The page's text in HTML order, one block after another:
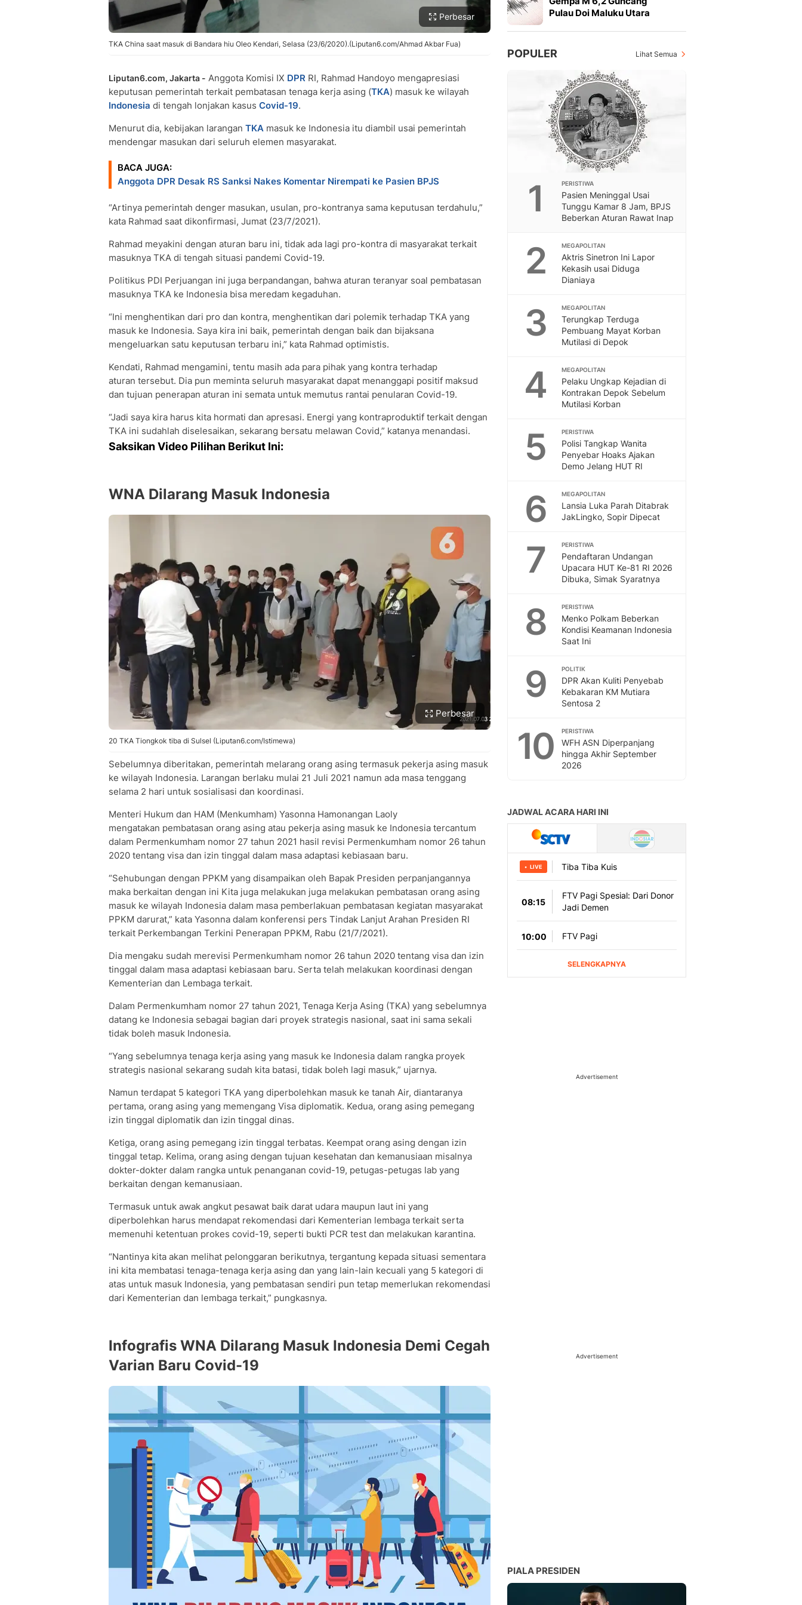
Perbesar
TKA China saat masuk di Bandara hiu Oleo Kendari, Selasa (23/6/2020).(Liputan6.com/Ahmad Akbar Fua)
Liputan6.com, Jakarta - Anggota Komisi IX DPR RI, Rahmad Handoyo mengapresiasi
keputusan pemerintah terkait pembatasan tenaga kerja asing (TKA) masuk ke wilayah
Indonesia di tengah lonjakan kasus Covid-19.
Menurut dia, kebijakan larangan TKA masuk ke Indonesia itu diambil usai pemerintah
mendengar masukan dari seluruh elemen masyarakat.
BACA JUGA:
Anggota DPR Desak RS Sanksi Nakes Komentar Nirempati ke Pasien BPJS
“Artinya pemerintah denger masukan, usulan, pro-kontranya sama keputusan terdahulu,”
kata Rahmad saat dikonfirmasi, Jumat (23/7/2021).
Rahmad meyakini dengan aturan baru ini, tidak ada lagi pro-kontra di masyarakat terkait
masuknya TKA di tengah situasi pandemi Covid-19.
Politikus PDI Perjuangan ini juga berpandangan, bahwa aturan teranyar soal pembatasan
masuknya TKA ke Indonesia bisa meredam kegaduhan.
“Ini menghentikan dari pro dan kontra, menghentikan dari polemik terhadap TKA yang
masuk ke Indonesia. Saya kira ini baik, pemerintah dengan baik dan bijaksana
mengeluarkan satu keputusan terbaru ini,” kata Rahmad optimistis.
Kendati, Rahmad mengamini, tentu masih ada para pihak yang kontra terhadap
aturan tersebut. Dia pun meminta seluruh masyarakat dapat menanggapi positif maksud
dan tujuan penerapan aturan ini semata untuk memutus rantai penularan Covid-19.
“Jadi saya kira harus kita hormati dan apresasi. Energi yang kontraproduktif terkait dengan
TKA ini sudahlah diselesaikan, sekarang bersatu melawan Covid,” katanya menandasi.
Saksikan Video Pilihan Berikut Ini:
WNA Dilarang Masuk Indonesia
Perbesar
20 TKA Tiongkok tiba di Sulsel (Liputan6.com/Istimewa)
Sebelumnya diberitakan, pemerintah melarang orang asing termasuk pekerja asing masuk
ke wilayah Indonesia. Larangan berlaku mulai 21 Juli 2021 namun ada masa tenggang
selama 2 hari untuk sosialisasi dan koordinasi.
Menteri Hukum dan HAM (Menkumham) Yasonna Hamonangan Laoly
mengatakan pembatasan orang asing atau pekerja asing masuk ke Indonesia tercantum
dalam Permenkumham nomor 27 tahun 2021 hasil revisi Permenkumham nomor 26 tahun
2020 tentang visa dan izin tinggal dalam masa adaptasi kebiasaan baru.
“Sehubungan dengan PPKM yang disampaikan oleh Bapak Presiden perpanjangannya
maka berkaitan dengan ini Kita juga melakukan juga melakukan pembatasan orang asing
masuk ke wilayah Indonesia dalam masa pemberlakuan pembatasan kegiatan masyarakat
PPKM darurat,” kata Yasonna dalam konferensi pers Tindak Lanjut Arahan Presiden RI
terkait Perkembangan Terkini Penerapan PPKM, Rabu (21/7/2021).
Dia mengaku sudah merevisi Permenkumham nomor 26 tahun 2020 tentang visa dan izin
tinggal dalam masa adaptasi kebiasaan baru. Serta telah melakukan koordinasi dengan
Kementerian dan Lembaga terkait.
Dalam Permenkumham nomor 27 tahun 2021, Tenaga Kerja Asing (TKA) yang sebelumnya
datang ke Indonesia sebagai bagian dari proyek strategis nasional, saat ini sama sekali
tidak boleh masuk Indonesia.
“Yang sebelumnya tenaga kerja asing yang masuk ke Indonesia dalam rangka proyek
strategis nasional sekarang sudah kita batasi, tidak boleh lagi masuk,” ujarnya.
Namun terdapat 5 kategori TKA yang diperbolehkan masuk ke tanah Air, diantaranya
pertama, orang asing yang memengang Visa diplomatik. Kedua, orang asing pemegang
izin tinggal diplomatik dan izin tinggal dinas.
Ketiga, orang asing pemegang izin tinggal terbatas. Keempat orang asing dengan izin
tinggal tetap. Kelima, orang asing dengan tujuan kesehatan dan kemanusiaan misalnya
dokter-dokter dalam rangka untuk penanganan covid-19, petugas-petugas lab yang
berkaitan dengan kemanusiaan.
Termasuk untuk awak angkut pesawat baik darat udara maupun laut ini yang
diperbolehkan harus mendapat rekomendasi dari Kementerian lembaga terkait serta
memenuhi ketentuan prokes covid-19, seperti bukti PCR test dan melakukan karantina.
“Nantinya kita akan melihat pelonggaran berikutnya, tergantung kepada situasi sementara
ini kita membatasi tenaga-tenaga kerja asing dan yang lain-lain kecuali yang 5 kategori di
atas untuk masuk Indonesia, yang pembatasan sendiri pun tetap memerlukan rekomendasi
dari Kementerian dan lembaga terkait,” pungkasnya.
Infografis WNA Dilarang Masuk Indonesia Demi Cegah
Varian Baru Covid-19
Pulau Doi Maluku Utara
POPULER Lihat Semua
1 PERISTIWA
Pasien Meninggal Usai
Tunggu Kamar 8 Jam, BPJS
Beberkan Aturan Rawat Inap
2 MEGAPOLITAN
Aktris Sinetron Ini Lapor
Kekasih usai Diduga
Dianiaya
3 MEGAPOLITAN
Terungkap Terduga
Pembuang Mayat Korban
Mutilasi di Depok
4 MEGAPOLITAN
Pelaku Ungkap Kejadian di
Kontrakan Depok Sebelum
Mutilasi Korban
5 PERISTIWA
Polisi Tangkap Wanita
Penyebar Hoaks Ajakan
Demo Jelang HUT RI
6 MEGAPOLITAN
Lansia Luka Parah Ditabrak
JakLingko, Sopir Dipecat
7 PERISTIWA
Pendaftaran Undangan
Upacara HUT Ke-81 RI 2026
Dibuka, Simak Syaratnya
8 PERISTIWA
Menko Polkam Beberkan
Kondisi Keamanan Indonesia
Saat Ini
9 POLITIK
DPR Akan Kuliti Penyebab
Kebakaran KM Mutiara
Sentosa 2
10 PERISTIWA
WFH ASN Diperpanjang
hingga Akhir September
2026
Advertisement
Advertisement
PIALA PRESIDEN